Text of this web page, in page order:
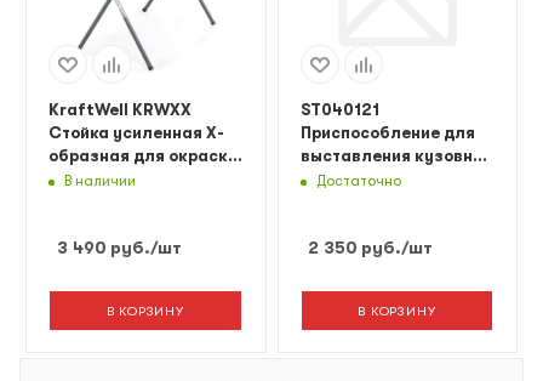
KraftWell KRWXX
Стойка усиленная Х-
образная для окраски
деталей
В наличии
3 490 руб./шт
В КОРЗИНУ
ST040121
Приспособление для
выставления кузовных
зазоров
Достаточно
2 350 руб./шт
В КОРЗИНУ